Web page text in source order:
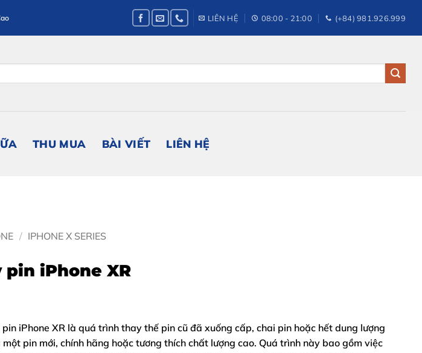
LIÊN HỆ 08:00 - 21:00 (+84) 981.926.999
THU MUA BÀI VIẾT LIÊN HỆ
/ IPHONE X SERIES
pin iPhone XR
iPhone XR là quá trình thay thế pin cũ đã xuống cấp, chai pin hoặc hết dung lượng
một pin mới, chính hãng hoặc tương thích chất lượng cao. Quá trình này bao gồm việc